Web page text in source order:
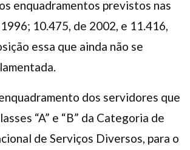
enquadramentos previstos nas
10.475, de 2002, e 11.416,
essa que ainda não se
dos servidores que
“A” e “B” da Categoria de
de Serviços Diversos, para o